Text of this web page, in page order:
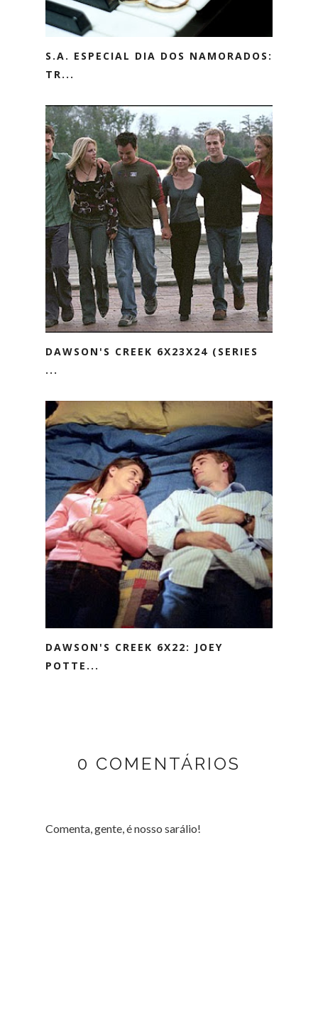
S.A. ESPECIAL DIA DOS NAMORADOS:
TR...
DAWSON'S CREEK 6X23X24 (SERIES
...
DAWSON'S CREEK 6X22: JOEY
POTTE...
0 COMENTÁRIOS
Comenta, gente, é nosso sarálio!